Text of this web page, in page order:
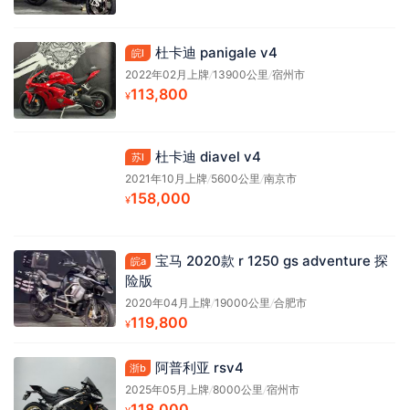
皖l 杜卡迪 panigale v4
2022年02月上牌/13900公里 /宿州市
¥113,800
苏l 杜卡迪 diavel v4
2021年10月上牌/5600公里 /南京市
¥158,000
皖a
宝马 2020款 r 1250 gs adventure 探
险版
2020年04月上牌/19000公里 /合肥市
¥119,800
浙b 阿普利亚 rsv4
2025年05月上牌/8000公里 /宿州市